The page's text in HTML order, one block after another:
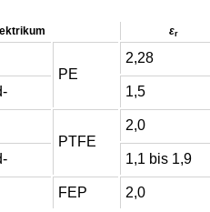
εr
PE
2,28
1,5
PTFE
2,0
1,1 bis 1,9
FEP 2,0